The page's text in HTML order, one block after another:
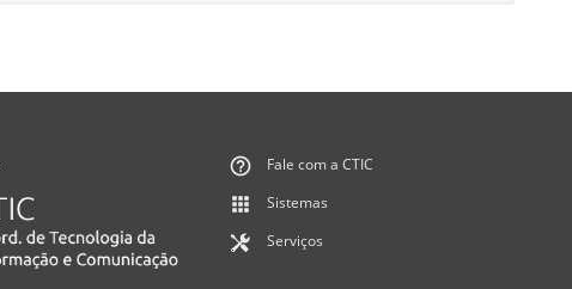
Fale com a CTIC
Sistemas
Serviços